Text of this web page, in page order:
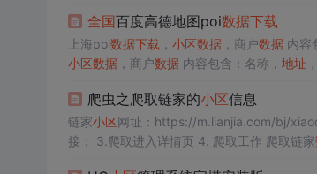
全国百度高德地图poi数据下载
上海poi数据下载 ， 小区数据，商户数据内容
小区数据，商户数据内容包含：名称， 地址
爬虫之爬取链家的小区信息
链家小区网址：https://m.lianjia.com/bj/
接： 3.爬取进入详情页 4. 爬取工作 爬取链家